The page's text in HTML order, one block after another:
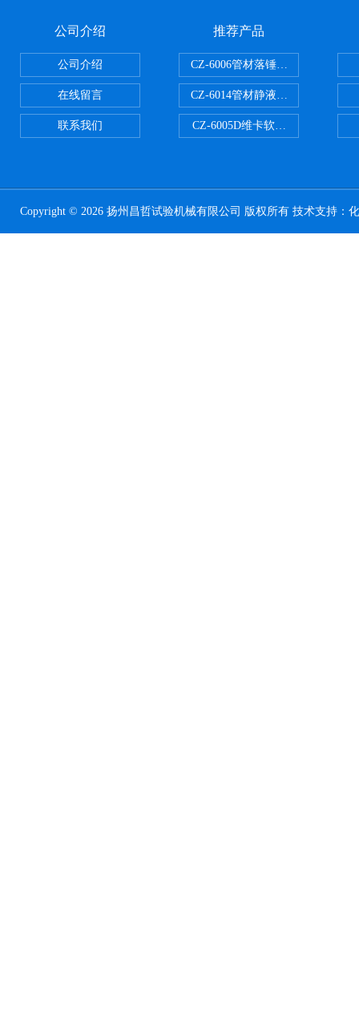
公司介绍
公司介绍
在线留言
联系我们
推荐产品
CZ-6006管材落锤冲击试验机
CZ-6014管材静液压爆破试验机
CZ-6005D维卡软化点温度测定仪
Copyright © 2026 扬州昌哲试验机械有限公司 版权所有 技术支持：